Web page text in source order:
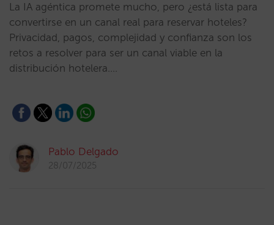
La IA agéntica promete mucho, pero ¿está lista para
convertirse en un canal real para reservar hoteles?
Privacidad, pagos, complejidad y confianza son los
retos a resolver para ser un canal viable en la
distribución hotelera.…
Pablo Delgado
28/07/2025